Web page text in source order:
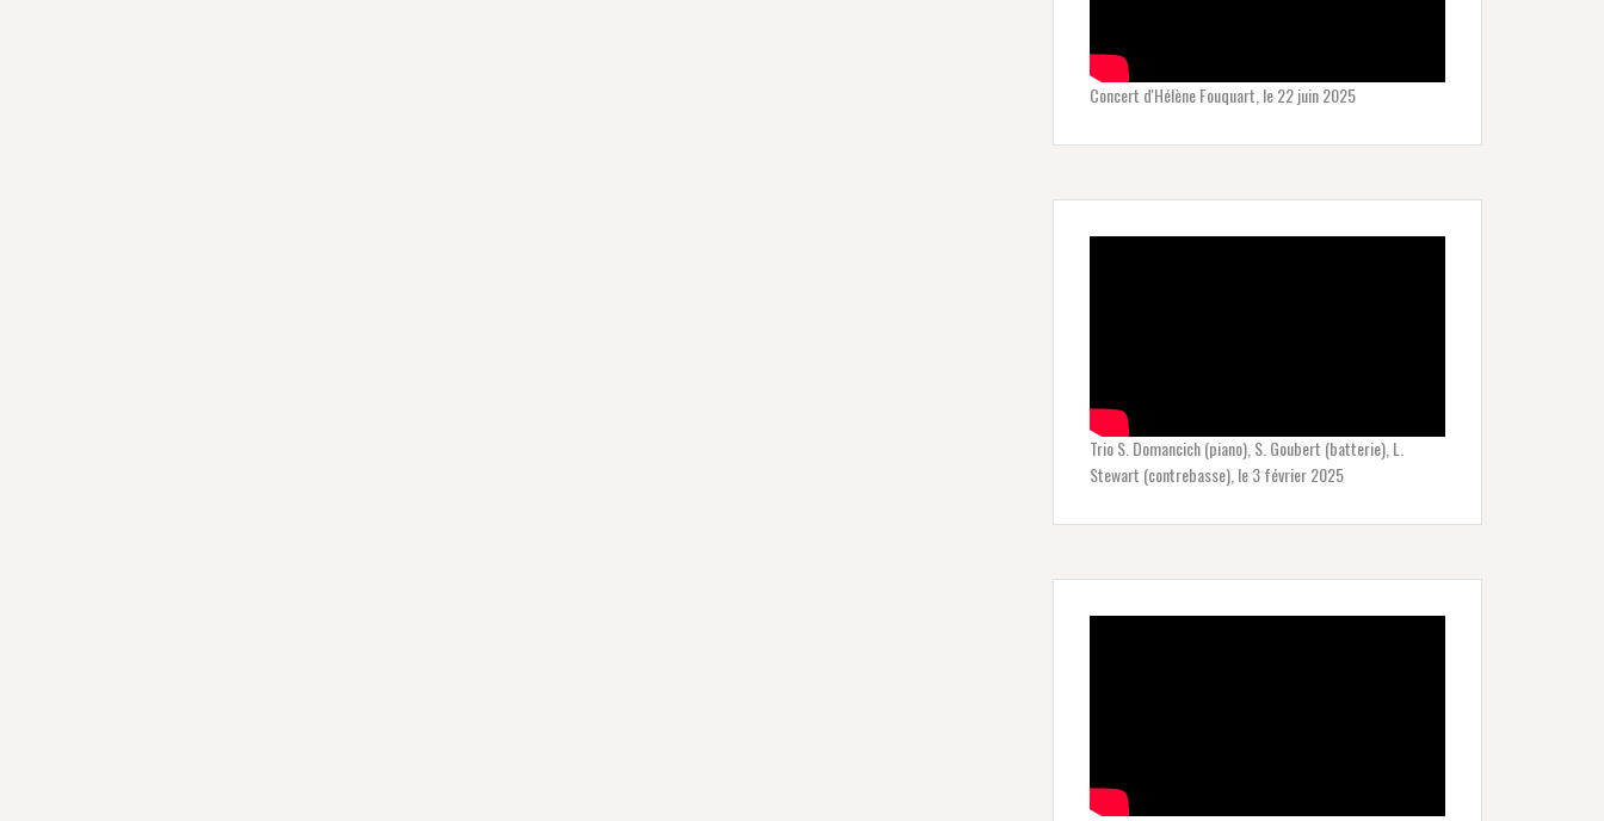
Concert d'Hélène Fouquart, le 22 juin 2025
Trio S. Domancich (piano), S. Goubert (batterie), L.
Stewart (contrebasse), le 3 février 2025